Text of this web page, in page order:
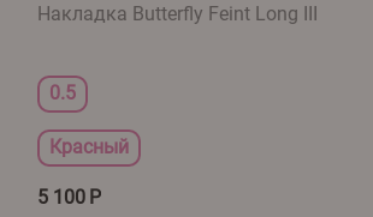
Накладка Butterfly Feint Long III
0.5
Красный
5 100 Р